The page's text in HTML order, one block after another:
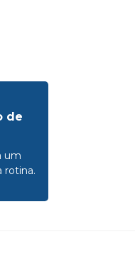
de
um
rotina.